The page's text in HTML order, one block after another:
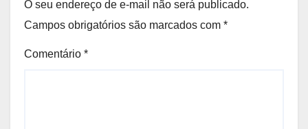
O seu endereço de e-mail não será publicado.
Campos obrigatórios são marcados com *
Comentário *